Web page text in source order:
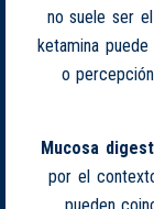
no suele ser
ketamina
o
Mucosa
por el